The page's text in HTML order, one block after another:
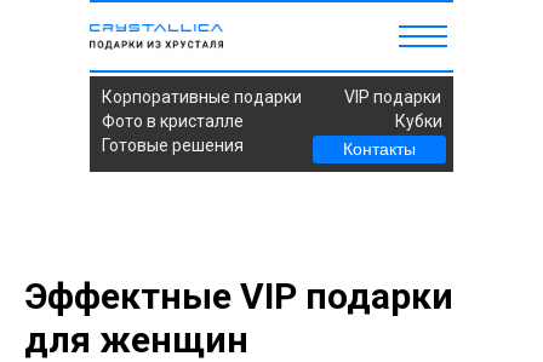
Корпоративные подарки
Кубки
VIP подарки
Фото в кристалле
Готовые решения
Контакты
Эффектные VIP подарки
для женщин